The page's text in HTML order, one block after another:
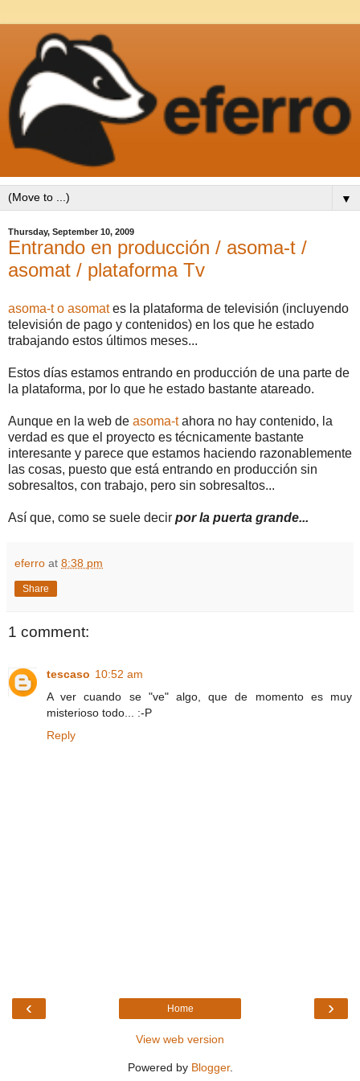
▼
Thursday, September 10, 2009
Entrando en producción / asoma-t /
asomat / plataforma Tv
asoma-t o asomates la plataforma de televisión (incluyendo
televisión de pago y contenidos) en los que he estado
trabajando estos últimos meses...
Estos días estamos entrando en producción de una parte de
la plataforma, por lo que he estado bastante atareado.
Aunque en la web de asoma-tahora no hay contenido, la
verdad es que el proyecto es técnicamente bastante
interesante y parece que estamos haciendo razonablemente
las cosas, puesto que está entrando en producción sin
sobresaltos, con trabajo, pero sin sobresaltos...
Así que, como se suele decir por la puerta grande...
eferro at 8:38 pm
Share
1 comment:
tescaso 10:52 am
A ver cuando se "ve" algo, que de momento es muy
misterioso todo... :-P
Reply
‹ ›
Home
View web version
Powered by Blogger.